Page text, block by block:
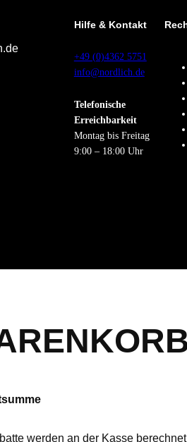
Hilfe & Kontakt
+49 (0)4362 5751
info@nordlich.de
Telefonische
Erreichbarkeit
Montag bis Freitag
9:00 – 18:00 Uhr
werden an der Kasse